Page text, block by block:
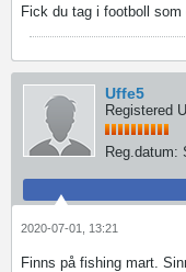
Fick du tag i footboll som
Uffe5
Registered
Reg.datum:
2020-07-01, 13:21
Finns på fishing mart.